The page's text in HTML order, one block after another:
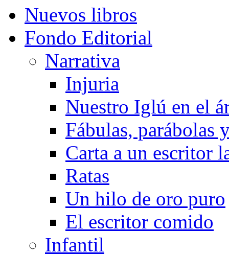
Nuevos libros
Fondo Editorial
Narrativa
Injuria
Nuestro Iglú en el
Fábulas, parábolas
Carta a un escritor
Ratas
Un hilo de oro puro
El escritor comido
Infantil